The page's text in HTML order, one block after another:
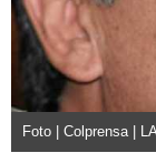
Foto | Colprensa |